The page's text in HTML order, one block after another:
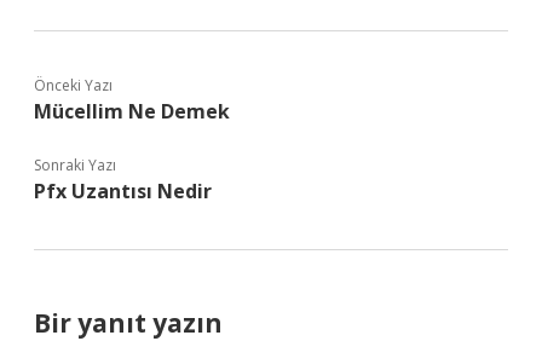
Önceki Yazı
Mücellim Ne Demek
Sonraki Yazı
Pfx Uzantısı Nedir
Bir yanıt yazın